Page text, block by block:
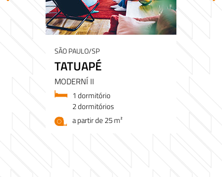
SÃO PAULO/SP
TATUAPÉ
MODERNÍ II
1 dormitório
2 dormitórios
a partir de 25 m²